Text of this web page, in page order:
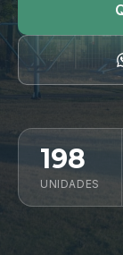
198
UNIDADES